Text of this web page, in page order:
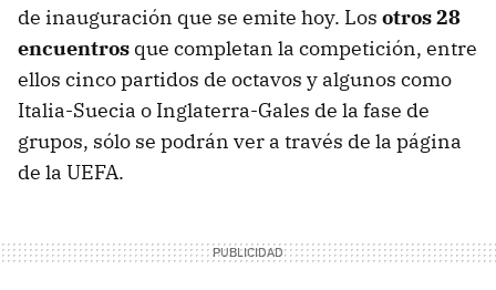
de inauguración que se emite hoy. Los otros 28
encuentros que completan la competición, entre
ellos cinco partidos de octavos y algunos como
Italia-Suecia o Inglaterra-Gales de la fase de
grupos, sólo se podrán ver a través de la página
de la UEFA.